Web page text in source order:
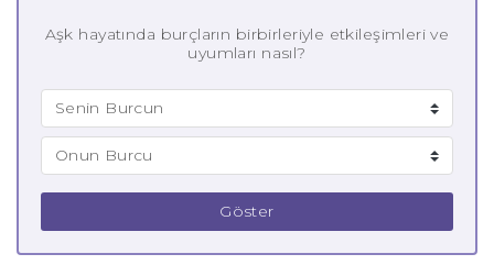
Aşk hayatında burçların birbirleriyle etkileşimleri ve
uyumları nasıl?
Göster